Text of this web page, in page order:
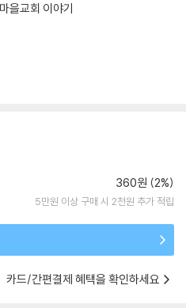
을교회 이야기
360원 (2%)
5만원 이상 구매 시 2천원 추가 적립
카드/간편결제 혜택을 확인하세요